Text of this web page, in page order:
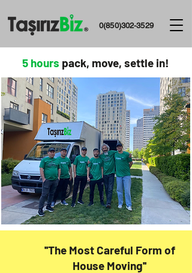
0(850)302-3529
5 hours pack, move, settle in!
''The Most Careful Form of
House Moving''